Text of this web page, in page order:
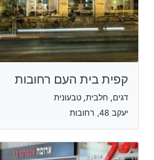
קפית בית העם רחובות
דגים, חלבית, טבעונית
יעקב 48, רחובות